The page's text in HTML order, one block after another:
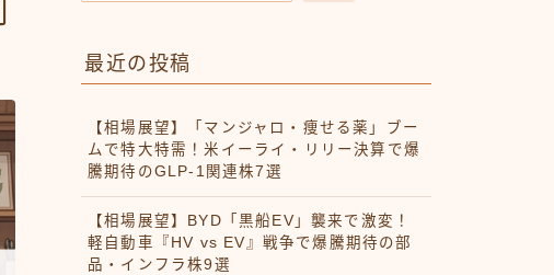
最近の投稿
【相場展望】「マンジャロ・痩せる薬」ブー
ムで特大特需！米イーライ・リリー決算で爆
騰期待のGLP-1関連株7選
【相場展望】BYD「黒船EV」襲来で激変！
軽自動車『HV vs EV』戦争で爆騰期待の部
品・インフラ株9選